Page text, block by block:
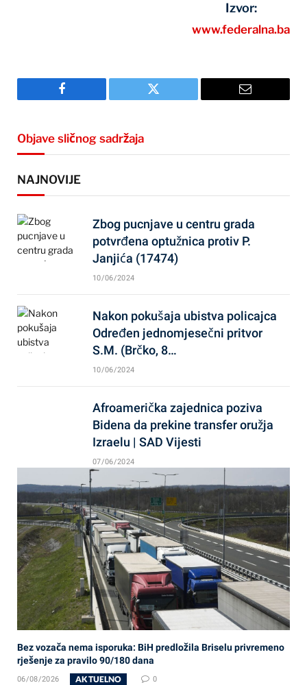
Izvor:
www.federalna.ba
Facebook Twitter Email
Objave sličnog sadržaja
NAJNOVIJE
Zbog pucnjave u centru grada
potvrđena optužnica protiv P.
Janjića (17474)
10/06/2024
Nakon pokušaja ubistva policajca
Određen jednomjesečni pritvor
S.M. (Brčko, 8…
10/06/2024
Afroamerička zajednica poziva
Bidena da prekine transfer oružja
Izraelu | SAD Vijesti
07/06/2024
Bez vozača nema isporuka: BiH predložila Briselu privremeno
rješenje za pravilo 90/180 dana
06/08/2026 AKTUELNO 0